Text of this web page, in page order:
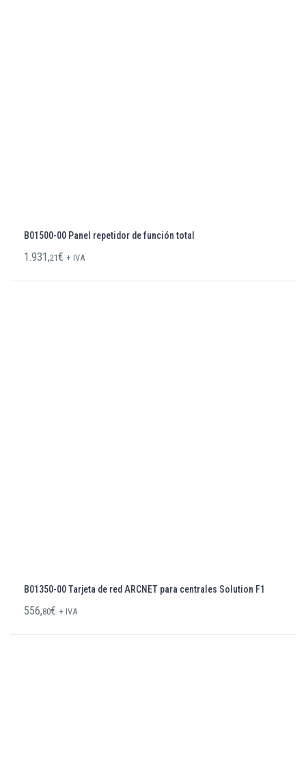
B01500-00 Panel repetidor de función total
1.931,21€ + IVA
B01350-00 Tarjeta de red ARCNET para centrales Solution F1
556,80€ + IVA